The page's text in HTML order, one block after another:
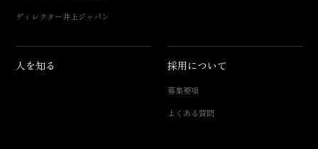
ディレクター井上ジャパン
人を知る 採用について
募集要項
よくある質問